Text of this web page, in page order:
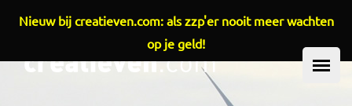
Overslaan en naar de inhoud gaan
Nieuw bij creatieven.com: als zzp'er nooit meer wachten
op je geld!